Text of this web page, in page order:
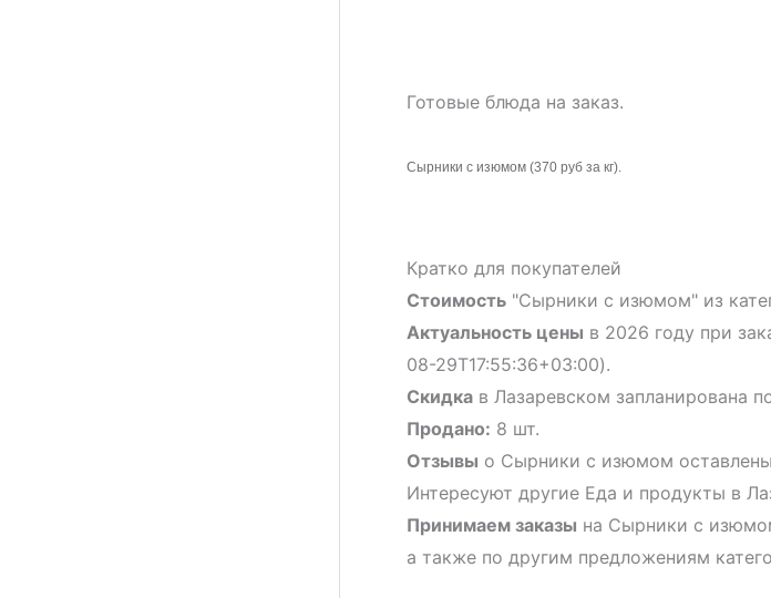
Готовые блюда на заказ.
Сырники с изюмом (370 руб за кг).
Кратко для покупателей
Стоимость"Сырники с изюмом" из
Актуальность цены в 2026 году при
08-29T17:55:36+03:00).
Скидкав Лазаревском запланирована
Продано: 8 шт.
Отзывы о Сырники с изюмом
Интересуют другие Еда и продукты в
Принимаем заказы на Сырники с
а также по другим предложениям